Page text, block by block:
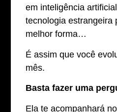
em inteligência
tecnologia estrangeira
melhor forma…
É assim que você
mês.
Basta fazer uma
Ela te acompanhará